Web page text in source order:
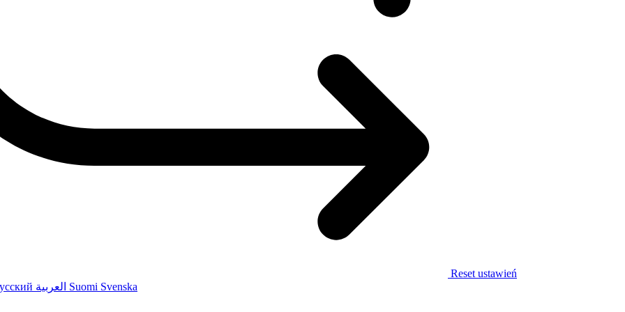
Reset ustawień
Suomi Svenska